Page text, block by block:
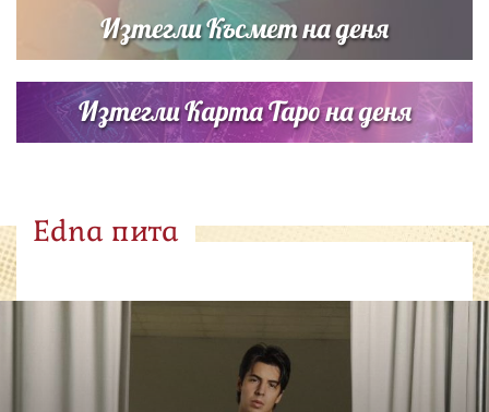
Изтегли Късмет на деня
Изтегли Карта Таро на деня
Edna пита